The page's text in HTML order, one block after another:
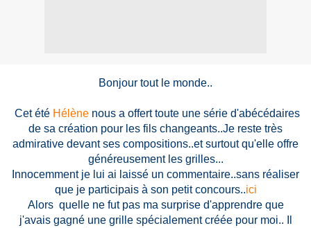
Bonjour tout le monde..
Cet été Hélènenous a offert toute une série d'abécédaires
de sa création pour les fils changeants..Je reste très
admirative devant ses compositions..et surtout qu'elle offre
généreusement les grilles...
Innocemment je lui ai laissé un commentaire..sans réaliser
que je participais à son petit concours..ici
Alors quelle ne fut pas ma surprise d'apprendre que
j'avais gagné une grille spécialement créée pour moi.. Il